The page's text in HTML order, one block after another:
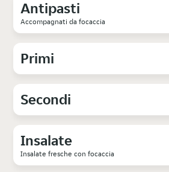
Antipasti
Accompagnati da focaccia
Primi
Secondi
Insalate
Insalate fresche con focaccia